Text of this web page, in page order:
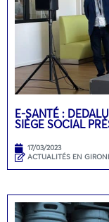
E-SANTÉ :
SIÈGE SOCIAL
17/03/2023
ACTUALITÉS EN